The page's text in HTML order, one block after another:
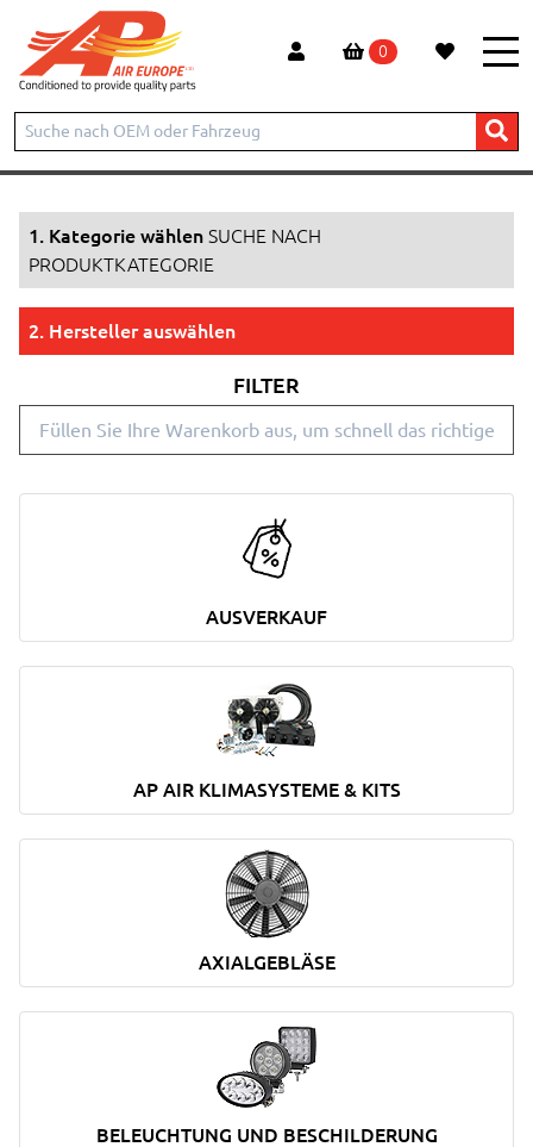
0
Start Produkte SUCHE NACH PRODUKTKATEGORIE
1. Kategorie wählen SUCHE NACH
PRODUKTKATEGORIE
2. Hersteller auswählen
FILTER
AUSVERKAUF
AP AIR KLIMASYSTEME & KITS
AXIALGEBLÄSE
BELEUCHTUNG UND BESCHILDERUNG